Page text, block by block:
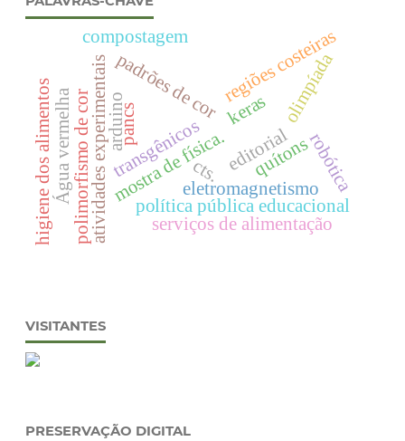
editorial
padrões de cor
atividades experimentaismostra de física.
política pública educacional
polimorfismo de cor quítons
regiões costeiras
olimpíada
robótica
keras
transgênicoscts.
Água vermelha
compostagem
eletromagnetismo
arduino
serviços de alimentação
higiene dos alimentos pancs
VISITANTES
PRESERVAÇÃO DIGITAL